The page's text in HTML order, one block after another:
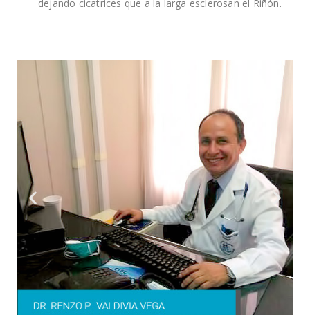
dejando cicatrices que a la larga esclerosan el Riñón.